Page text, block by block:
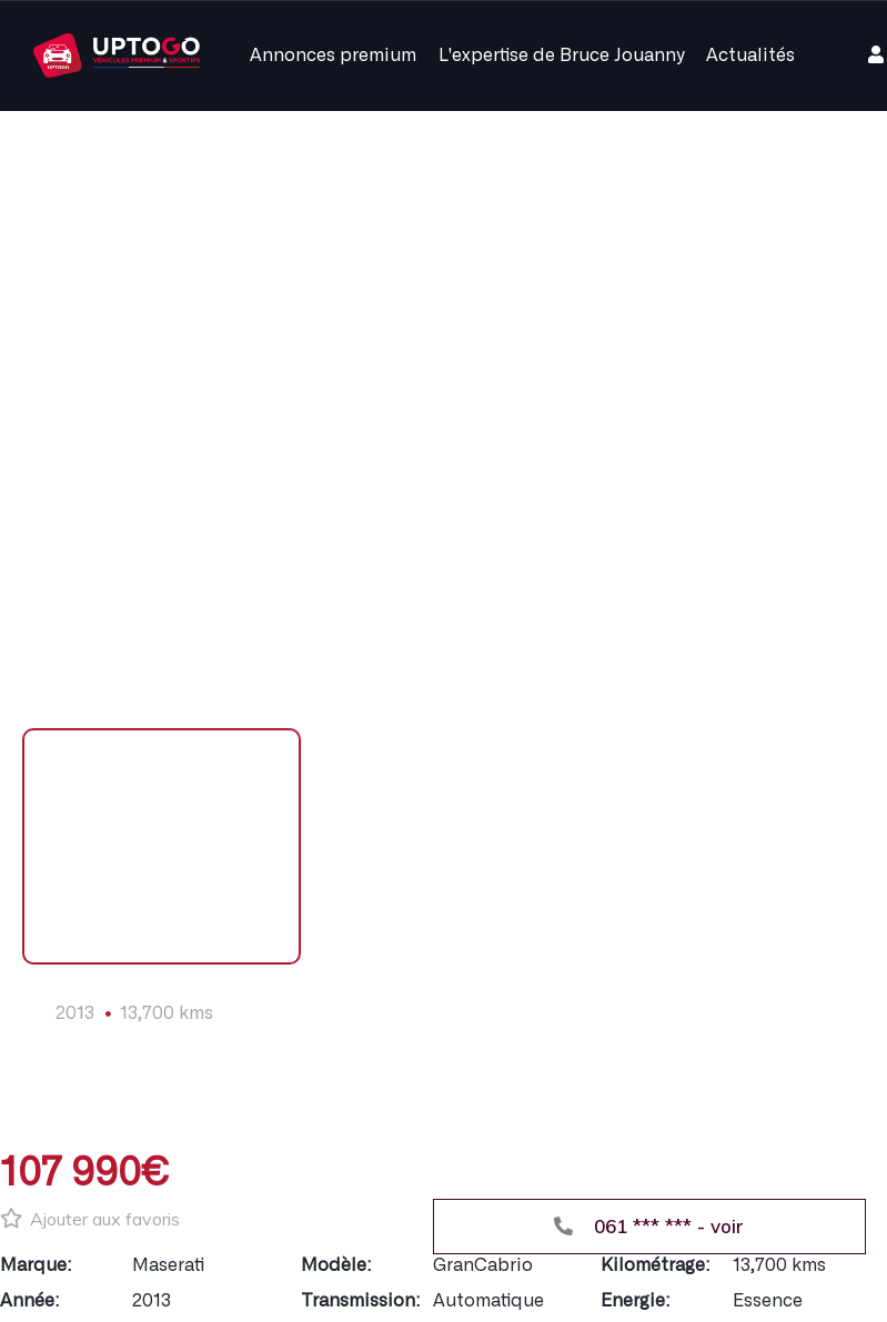
Annonces premium L'expertise de Bruce Jouanny Actualités
2013 13,700 kms
107 990€
Ajouter aux favoris 061 *** *** - voir
Marque: Maserati Modèle: GranCabrio Kilométrage:
13,700 kms
Année:
2013 Transmission: Automatique Energie: Essence